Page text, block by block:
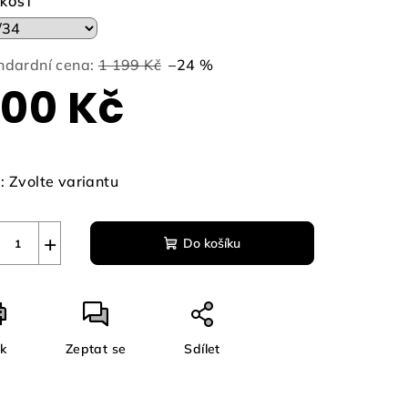
cena: 1 199 Kč –24 %
Kč
Zvolte variantu
+ Do košíku
Zeptat se Sdílet